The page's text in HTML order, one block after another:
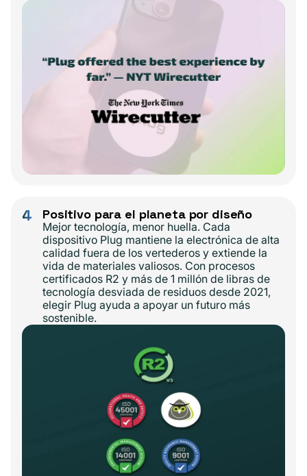
4 Positivo para el planeta por diseño
Mejor tecnología, menor huella. Cada
dispositivo Plug mantiene la electrónica de alta
calidad fuera de los vertederos y extiende la
vida de materiales valiosos. Con procesos
certificados R2 y más de 1 millón de libras de
tecnología desviada de residuos desde 2021,
elegir Plug ayuda a apoyar un futuro más
sostenible.